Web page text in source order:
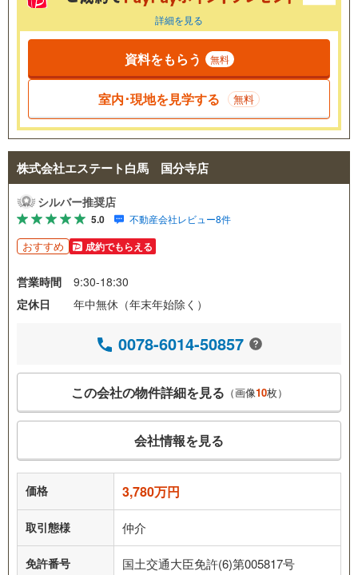
詳細を見る
資料をもらう 無料
室内･現地を見学する 無料
株式会社エステート白馬 国分寺店
シルバー推奨店
5.0 不動産会社レビュー8件
おすすめ 成約でもらえる
営業時間
9:30-18:30
定休日
年中無休（年末年始除く）
0078-6014-50857
この会社の物件詳細を見る （画像10枚）
会社情報を見る
価格 3,780万円
取引態様 仲介
免許番号 国土交通大臣免許(6)第005817号